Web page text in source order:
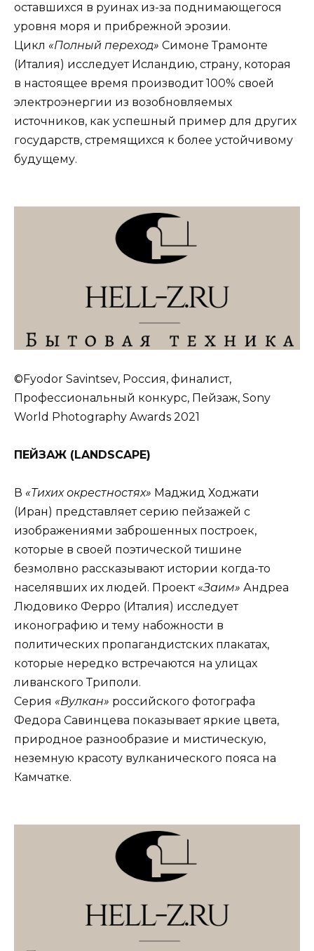
оставшихся в руинах из-за поднимающегося
уровня моря и прибрежной эрозии.
Цикл «Полный переход» Симоне Трамонте
(Италия) исследует Исландию, страну, которая
в настоящее время производит 100% своей
электроэнергии из возобновляемых
источников, как успешный пример для других
государств, стремящихся к более устойчивому
будущему.
©Fyodor Savintsev, Россия, финалист,
Профессиональный конкурс, Пейзаж, Sony
World Photography Awards 2021
ПЕЙЗАЖ (LANDSCAPE)
В «Тихих окрестностях» Маджид Ходжати
(Иран) представляет серию пейзажей с
изображениями заброшенных построек,
которые в своей поэтической тишине
безмолвно рассказывают истории когда-то
населявших их людей. Проект «Заим» Андреа
Людовико Ферро (Италия) исследует
иконографию и тему набожности в
политических пропагандистских плакатах,
которые нередко встречаются на улицах
ливанского Триполи.
Серия «Вулкан» российского фотографа
Федора Савинцева показывает яркие цвета,
природное разнообразие и мистическую,
неземную красоту вулканического пояса на
Камчатке.